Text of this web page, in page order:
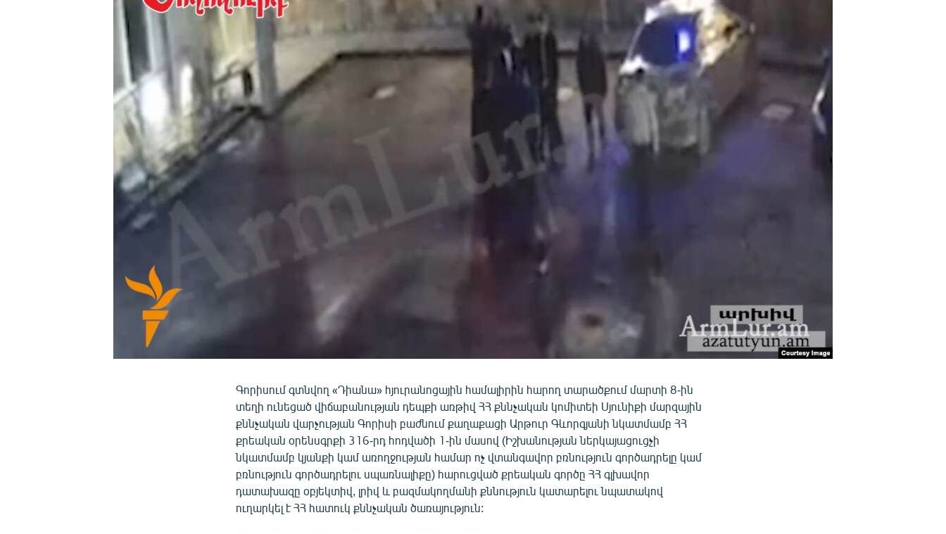
ՄԵԿՆԱԲԱՆՈՒԹՅՈՒՆ
ՁԳՏԵԼՈՎ ԼԱՎԱԳՈՒՅՆԻՆ
Գորիսում գտնվող «Դիանա» հյուրանոցային համալիրին հարող տարածքում մարտի 8-ին
տեղի ունեցած վիճաբանության դեպքի առթիվ ՀՀ քննչական կոմիտեի Սյունիքի մարզային
քննչական վարչության Գորիսի բաժնում քաղաքացի Արթուր Գևորգյանի նկատմամբ ՀՀ
քրեական օրենսգրքի 316-րդ հոդվածի 1-ին մասով (Իշխանության ներկայացուցչի
նկատմամբ կյանքի կամ առողջության համար ոչ վտանգավոր բռնություն գործադրելը կամ
բռնություն գործադրելու սպառնալիքը) հարուցված քրեական գործը ՀՀ գլխավոր
դատախազը օբյեկտիվ, լրիվ և բազմակողմանի քննություն կատարելու նպատակով
ուղարկել է ՀՀ հատուկ քննչական ծառայություն: